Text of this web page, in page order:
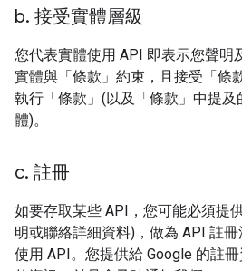
b. 接受實體層級
您代表實體使用 API 即表示您聲明
實體與「條款」約束，且接受「條
執行「條款」(以及「條款」中提
體)。
c. 註冊
如要存取某些 API，您可能必須提
明或聯絡詳細資料)，做為 API 註
使用 API。您提供給 Google 的註